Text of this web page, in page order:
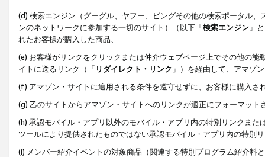
(d) 検索エンジン（グーグル、ヤフー、ビングその他の検索ポータル
ンのネットワークに参加する一切のサイト）（以下「検索エンジン 」
れたお客様が購入した商品、
(e) お客様がリンクをクリックまたは仲介ウェブページ上でその他の
イトに送るリンク（「 リダイレクト・リンク 」）を経由して、アマゾ
(f) アマゾン・サイトに適用される条件を遵守せずに、お客様に購入さ
(g) 乙のサイトからアマゾン・サイトへのリンクが適正にフォーマッ
(h) 承認モバイル・アプリ以外のモバイル・アプリ内の特別リンクま
ツールにより提供されたものではない承認モバイル・アプリ内の特別
(i) メンバー紹介イベントの対象商品（関連する特別プログラム紹介料